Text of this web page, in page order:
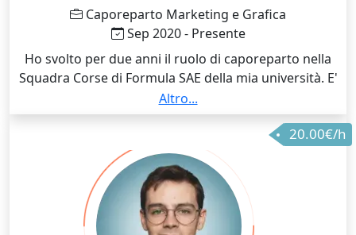
Caporeparto Marketing e Grafica
Sep 2020 - Presente
Ho svolto per due anni il ruolo di caporeparto nella
Squadra Corse di Formula SAE della mia università. E'
stata un'esperienza molto rilevante per me, in quanto
mi ha permesso di confrontarmi con tante persone
diverse, di imparare il lavoro di gruppo e di formarmi
ancora di più nel campo della Meccanica del Veicolo.
Altro...
20.00€/h